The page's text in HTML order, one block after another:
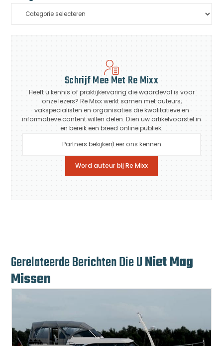
Schrijf Mee Met Re Mixx
Heeft u kennis of praktijkervaring die waardevol is voor
onze lezers? Re Mixx werkt samen met auteurs,
vakspecialisten en organisaties die kwalitatieve en
informatieve content willen delen. Dien uw artikelvoorstel in
en bereik een breed online publiek.
Partners bekijkenLeer ons kennen
Word auteur bij Re Mixx
Gerelateerde Berichten Die UNiet Mag
Missen